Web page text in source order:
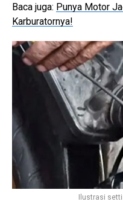
Baca juga: Punya Motor
Karburatornya!
Ilustrasi